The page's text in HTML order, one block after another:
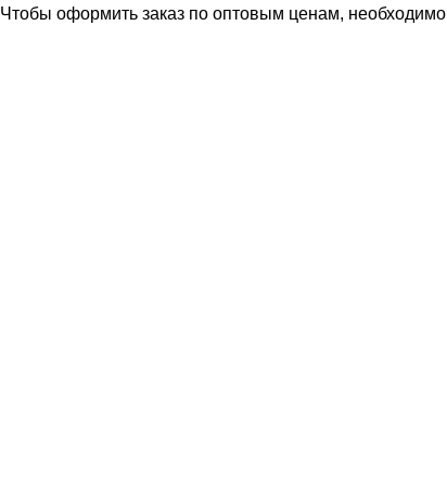
Чтобы оформить заказ по оптовым ценам, необходимо